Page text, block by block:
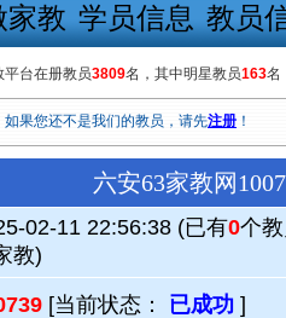
家教 学员信息 教员
平台在册教员3809名，其中明星教员163名
果您还不是我们的教员，请先注册 ！
六安63家教网
02-11 22:56:38 (已有0个
教)
[当前状态： 已成功 ]